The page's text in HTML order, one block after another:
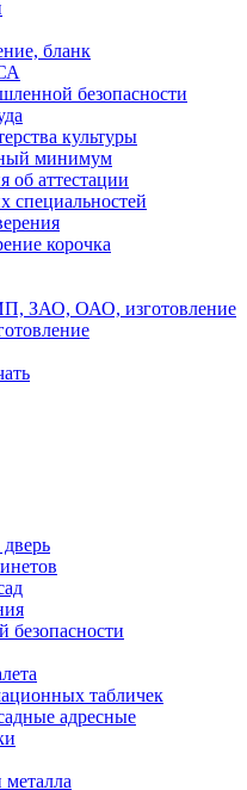
бланк
безопасности
культуры
минимум
об аттестации
специальностей
корочка
ЗАО, ОАО, изготовление
безопасности
табличек
адресные
металла